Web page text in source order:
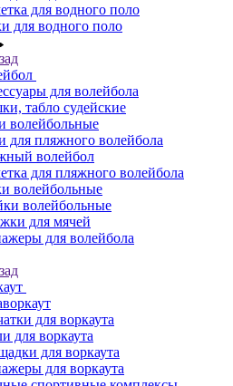
для водного поло
для водного поло
для волейбола
табло судейские
волейбольные
для пляжного волейбола
волейбол
для пляжного волейбола
волейбольные
волейбольные
для мячей
для волейбола
для воркаута
для воркаута
для воркаута
для воркаута